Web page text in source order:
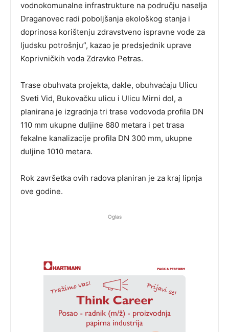
vodnokomunalne infrastrukture na području naselja
Draganovec radi poboljšanja ekološkog stanja i
doprinosa korištenju zdravstveno ispravne vode za
ljudsku potrošnju”, kazao je predsjednik uprave
Koprivničkih voda Zdravko Petras.
Trase obuhvata projekta, dakle, obuhvaćaju Ulicu
Sveti Vid, Bukovačku ulicu i Ulicu Mirni dol, a
planirana je izgradnja tri trase vodovoda profila DN
110 mm ukupne duljine 680 metara i pet trasa
fekalne kanalizacije profila DN 300 mm, ukupne
duljine 1010 metara.
Rok završetka ovih radova planiran je za kraj lipnja
ove godine.
Oglas